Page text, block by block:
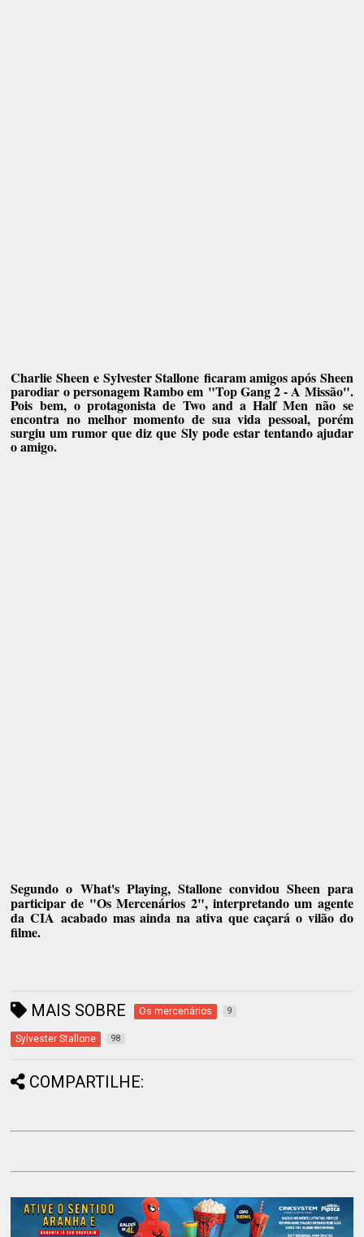
Charlie SheeneSylvester Stallone ficaram amigos após Sheen
parodiar o personagem Rambo em "Top Gang 2 - A Missão".
Pois bem, o protagonista de Two and a Half Men não se
encontra no melhor momento de sua vida pessoal, porém
surgiu um rumor que diz que Sly pode estar tentando ajudar
o amigo.
Segundo oWhat's Playing, Stallone convidou Sheen para
participar de "Os Mercenários 2", interpretando um agente
da CIA acabado mas ainda na ativa que caçará o vilão do
filme.
MAIS SOBRE Os mercenários 9
Sylvester Stallone 98
COMPARTILHE: